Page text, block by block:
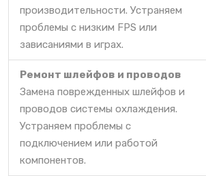
производительности. Устраняем
проблемы с низким FPS или
зависаниями в играх.
Ремонт шлейфов и проводов
Замена поврежденных шлейфов и
проводов системы охлаждения.
Устраняем проблемы с
подключением или работой
компонентов.